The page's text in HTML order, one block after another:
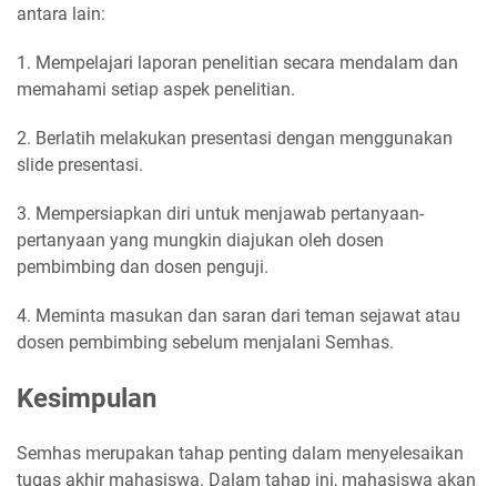
antara lain:
1. Mempelajari laporan penelitian secara mendalam dan
memahami setiap aspek penelitian.
2. Berlatih melakukan presentasi dengan menggunakan
slide presentasi.
3. Mempersiapkan diri untuk menjawab pertanyaan-
pertanyaan yang mungkin diajukan oleh dosen
pembimbing dan dosen penguji.
4. Meminta masukan dan saran dari teman sejawat atau
dosen pembimbing sebelum menjalani Semhas.
Kesimpulan
Semhas merupakan tahap penting dalam menyelesaikan
tugas akhir mahasiswa. Dalam tahap ini, mahasiswa akan